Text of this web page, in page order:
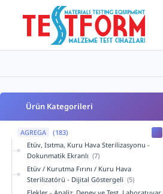
Ürün Kategorileri
AGREGA
(183)
Etüv, Isıtma, Kuru Hava Sterilizasyonu -
Dokunmatik Ekranlı (7)
Etüv / Kurutma Fırını / Kuru Hava
Sterilizatörü - Dijital Göstergeli (5)